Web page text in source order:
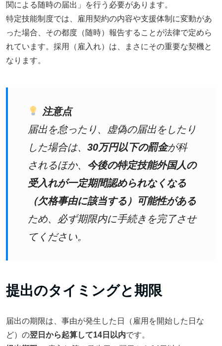
関による随時の届出」を行う必要があります。
特定技能制度では、雇用契約の内容や支援体制に変動があ
った場合、その都度（随時）報告することが法律で定めら
れています。採用（雇入れ）は、まさにその重要な契機と
なります。
注意点
届出を怠ったり、虚偽の届出をしたり
した場合は、 30万円以下の罰金が科
されるほか、 今後の特定技能外国人の
受入れが一定期間認められなくなる
（欠格事由に該当する）可能性がある
ため、必ず期限内に手続きを完了させ
てください。
提出のタイミングと期限
届出の期限は、事由が発生した日（雇用を開始した日な
ど）の翌日から起算して14日以内です。